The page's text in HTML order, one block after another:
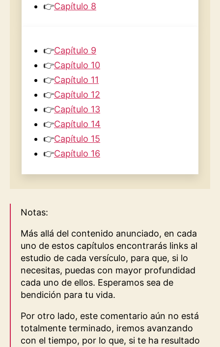
👉Capítulo 8
👉Capítulo 9
👉Capítulo 10
👉Capítulo 11
👉Capítulo 12
👉Capítulo 13
👉Capítulo 14
👉Capítulo 15
👉Capítulo 16
Notas:
Más allá del contenido anunciado, en cada
uno de estos capítulos encontrarás links al
estudio de cada versículo, para que, si lo
necesitas, puedas con mayor profundidad
cada uno de ellos. Esperamos sea de
bendición para tu vida.
Por otro lado, este comentario aún no está
totalmente terminado, iremos avanzando
con el tiempo, por lo que, si te ha resultado